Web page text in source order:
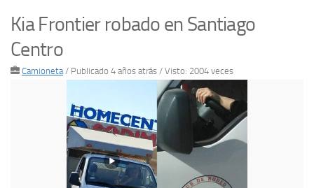
Kia Frontier robado en Santiago
Centro
Camioneta/ Publicado 4 años atrás / Visto: 2004 veces